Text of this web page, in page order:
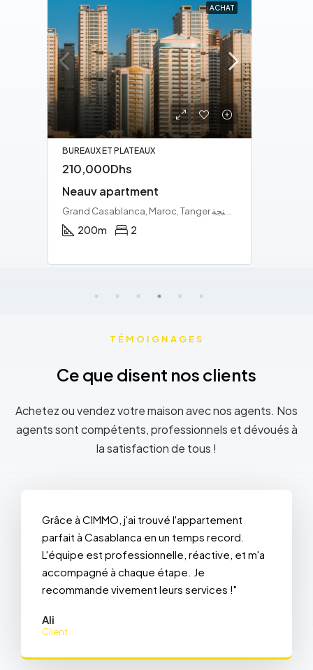
APPARTEMENTS
1,360Dhs
STUDIO
400
TÉMOIGNAGES
Ce que disent nos clients
Achetez ou vendez votre maison avec nos agents. Nos
agents sont compétents, professionnels et dévoués à
la satisfaction de tous !
Grâce à CIMMO, j'ai trouvé l'appartement
parfait à Casablanca en un temps record.
L'équipe est professionnelle, réactive, et m'a
accompagné à chaque étape. Je
recommande vivement leurs services !"
Ali
Client